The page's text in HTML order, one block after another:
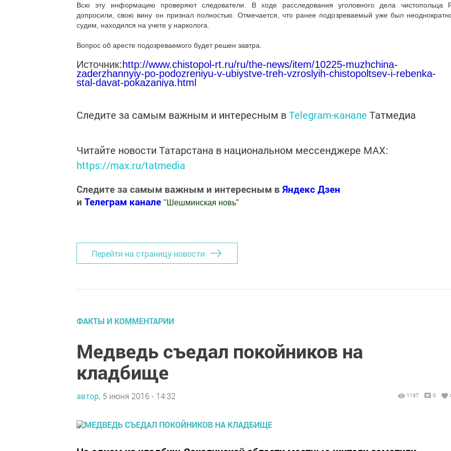
Всю эту информацию проверяют следователи. В ходе расследования уголовного дела чистопольца
допросили, свою вину он признал полностью. Отмечается, что ранее подозреваемый уже был
судим, находился на учете у нарколога.
Вопрос об аресте подозреваемого будет решен завтра.
Источник:http://www.chistopol-rt.ru/ru/the-news/item/10225-muzhchina-
zaderzhannyiy-po-podozreniyu-v-ubiystve-treh-vzroslyih-chistopoltsev-i-rebenka-
stal-davat-pokazaniya.html
Следите за самым важным и интересным вTelegram-канале Татмедиа
Читайте новости Татарстана в национальном мессенджере MАХ:
https://max.ru/tatmedia
Следите за самым важным и интересным в Яндекс Дзен
и Телеграм канале " Шешминская новь"
Перейти на страницу новости
ФАКТЫ И КОММЕНТАРИИ
Медведь съедал покойников на
кладбище
автор, 5 июня 2016 - 14:32 1137 0